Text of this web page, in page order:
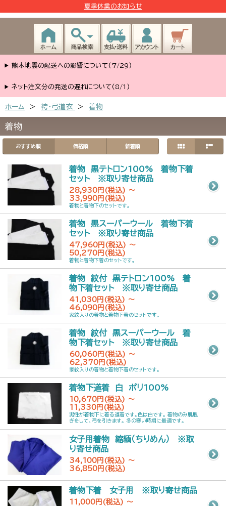
夏季休業のお知らせ
熊本地震の配送への影響について(7/29)
ネット注文分の発送の遅れについて(8/1)
ホーム > 袴・弓道衣 > 着物
着物
おすすめ順 価格順 新着順
着物 黒テトロン100% 着物下着
セット ※取り寄せ商品
28,930円(税込) ～
33,990円(税込)
着物と着物下のセットです。
着物 黒スーパーウール 着物下着
セット ※取り寄せ商品
47,960円(税込) ～
50,270円(税込)
着物と着物下着のセットです。
着物 紋付 黒テトロン100% 着
物下着セット ※取り寄せ商品
41,030円(税込) ～
46,090円(税込)
家紋入りの着物と着物下着のセットです。
着物 紋付 黒スーパーウール 着
物下着セット ※取り寄せ商品
60,060円(税込) ～
62,370円(税込)
家紋入りの着物と着物下着のセットです。
着物下道着 白 ポリ100%
10,670円(税込) ～
11,330円(税込)
男性が着物下に着る道着です。色は白です。 着物のみ肌脱
ぎをして、弓を引きます。 冬の寒い時期に最適です。
女子用着物 縮緬（ちりめん） ※取
り寄せ商品
34,100円(税込) ～
36,850円(税込)
着物下着 女子用 ※取り寄せ商品
11,000円(税込) ～